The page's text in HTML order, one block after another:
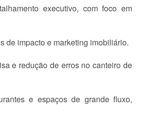
executivo, com foco em
de impacto e marketing imobiliário.
e redução de erros no canteiro de
e espaços de grande fluxo,